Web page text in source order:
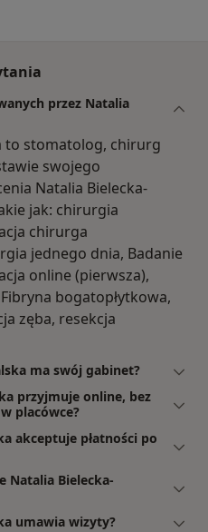
przez Natalia
to stomatolog, chirurg
swojego
Natalia Bielecka-
jak: chirurgia
chirurga
jednego dnia, Badanie
online (pierwsza),
bogatopłytkowa,
zęba, resekcja
ma swój gabinet?
przyjmuje online, bez
placówce?
akceptuje płatności po
Natalia Bielecka-
umawia wizyty?